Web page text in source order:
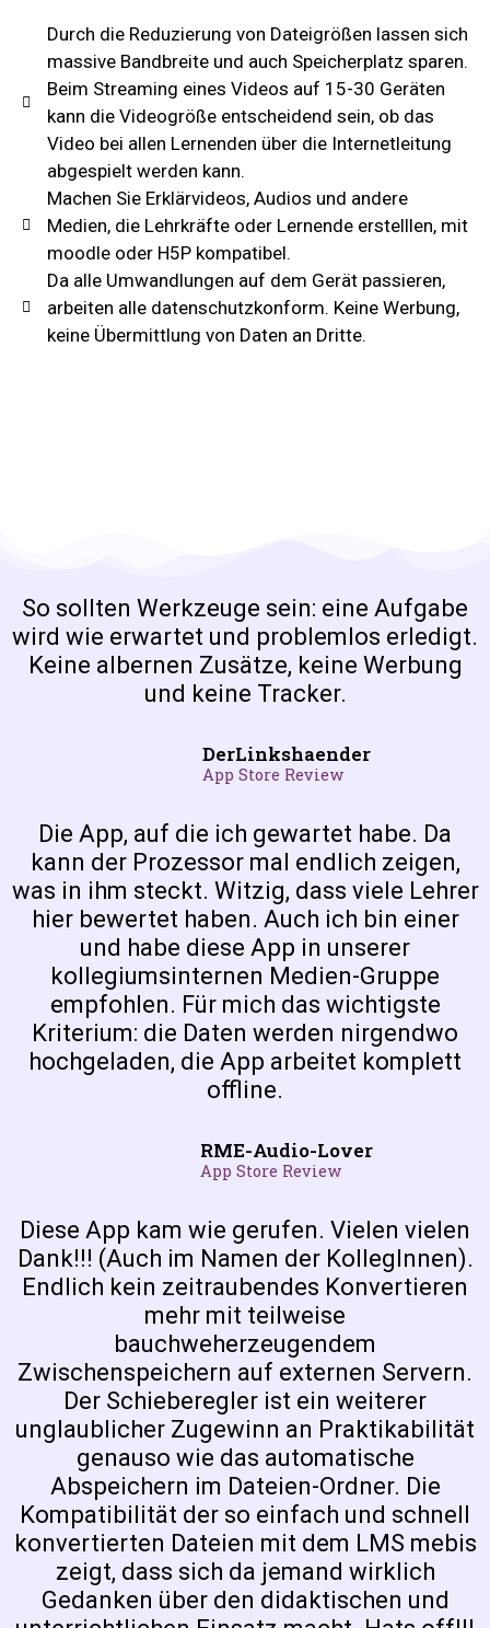
Durch die Reduzierung von Dateigrößen lassen sich
massive Bandbreite und auch Speicherplatz sparen.
Beim Streaming eines Videos auf 15-30 Geräten
kann die Videogröße entscheidend sein, ob das
Video bei allen Lernenden über die Internetleitung
abgespielt werden kann.
Machen Sie Erklärvideos, Audios und andere
Medien, die Lehrkräfte oder Lernende erstelllen, mit
moodle oder H5P kompatibel.
Da alle Umwandlungen auf dem Gerät passieren,
arbeiten alle datenschutzkonform. Keine Werbung,
keine Übermittlung von Daten an Dritte.
So sollten Werkzeuge sein: eine Aufgabe
wird wie erwartet und problemlos erledigt.
Keine albernen Zusätze, keine Werbung
und keine Tracker.
DerLinkshaender
App Store Review
Die App, auf die ich gewartet habe. Da
kann der Prozessor mal endlich zeigen,
was in ihm steckt. Witzig, dass viele Lehrer
hier bewertet haben. Auch ich bin einer
und habe diese App in unserer
kollegiumsinternen Medien-Gruppe
empfohlen. Für mich das wichtigste
Kriterium: die Daten werden nirgendwo
hochgeladen, die App arbeitet komplett
offline.
RME-Audio-Lover
App Store Review
Diese App kam wie gerufen. Vielen vielen
Dank!!! (Auch im Namen der KollegInnen).
Endlich kein zeitraubendes Konvertieren
mehr mit teilweise
bauchweherzeugendem
Zwischenspeichern auf externen Servern.
Der Schieberegler ist ein weiterer
unglaublicher Zugewinn an Praktikabilität
genauso wie das automatische
Abspeichern im Dateien-Ordner. Die
Kompatibilität der so einfach und schnell
konvertierten Dateien mit dem LMS mebis
zeigt, dass sich da jemand wirklich
Gedanken über den didaktischen und